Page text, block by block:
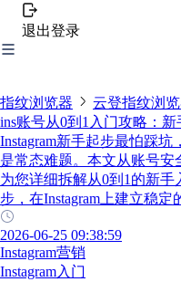
退出登录
指纹浏览器 云登指纹浏
ins账号从0到1入门攻略：
Instagram新手起步最怕踩
是常态难题。本文从账号安
为您详细拆解从0到1的新
步，在Instagram上建立稳定
2026-06-25 09:38:59
Instagram营销
Instagram入门